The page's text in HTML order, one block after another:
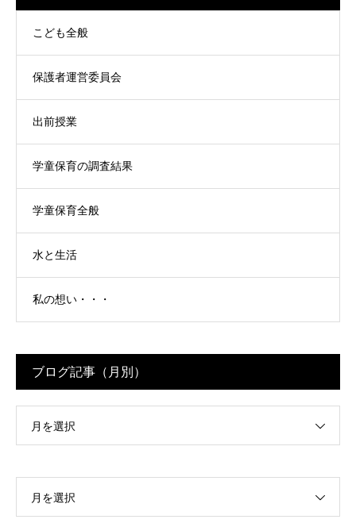
こども全般
保護者運営委員会
出前授業
学童保育の調査結果
学童保育全般
水と生活
私の想い・・・
ブログ記事（月別）
月を選択
月を選択